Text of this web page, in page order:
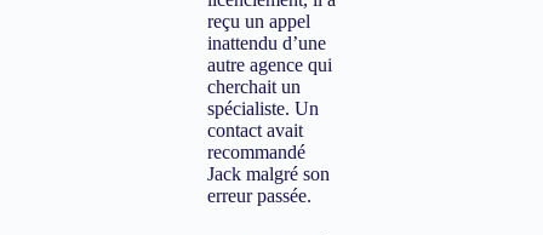
reçu un appel
inattendu d’une
autre agence qui
cherchait un
spécialiste. Un
contact avait
recommandé
Jack malgré son
erreur passée.